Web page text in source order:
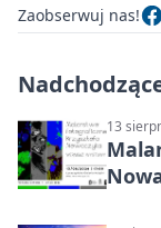
Zaobserwuj nas!
13